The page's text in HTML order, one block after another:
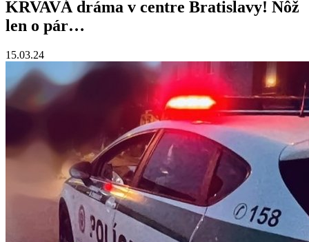
KRVAVÁ dráma v centre Bratislavy! Nôž
len o pár…
15.03.24